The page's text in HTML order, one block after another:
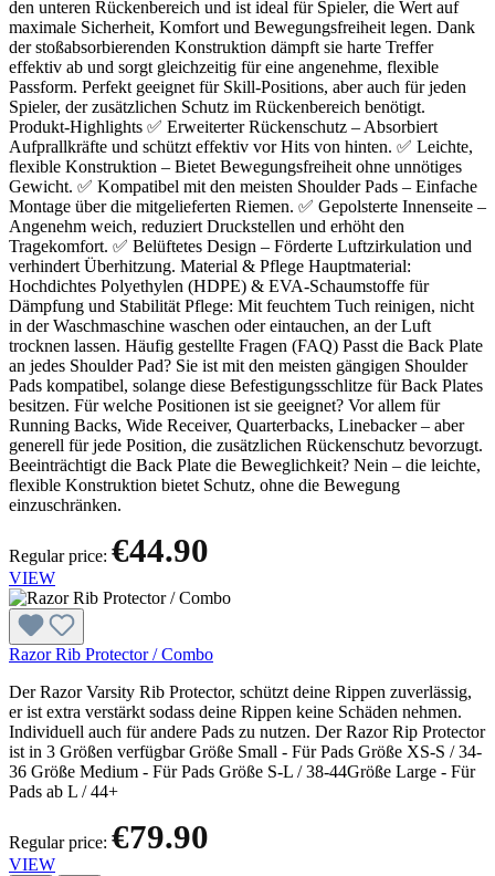
den unteren Rückenbereich und ist ideal für Spieler, die Wert auf
maximale Sicherheit, Komfort und Bewegungsfreiheit legen. Dank
der stoßabsorbierenden Konstruktion dämpft sie harte Treffer
effektiv ab und sorgt gleichzeitig für eine angenehme, flexible
Passform. Perfekt geeignet für Skill-Positions, aber auch für jeden
Spieler, der zusätzlichen Schutz im Rückenbereich benötigt.
Produkt-Highlights ✅ Erweiterter Rückenschutz – Absorbiert
Aufprallkräfte und schützt effektiv vor Hits von hinten. ✅ Leichte,
flexible Konstruktion – Bietet Bewegungsfreiheit ohne unnötiges
Gewicht. ✅ Kompatibel mit den meisten Shoulder Pads – Einfache
Montage über die mitgelieferten Riemen. ✅ Gepolsterte Innenseite –
Angenehm weich, reduziert Druckstellen und erhöht den
Tragekomfort. ✅ Belüftetes Design – Förderte Luftzirkulation und
verhindert Überhitzung. Material & Pflege Hauptmaterial:
Hochdichtes Polyethylen (HDPE) & EVA-Schaumstoffe für
Dämpfung und Stabilität Pflege: Mit feuchtem Tuch reinigen, nicht
in der Waschmaschine waschen oder eintauchen, an der Luft
trocknen lassen. Häufig gestellte Fragen (FAQ) Passt die Back Plate
an jedes Shoulder Pad? Sie ist mit den meisten gängigen Shoulder
Pads kompatibel, solange diese Befestigungsschlitze für Back Plates
besitzen. Für welche Positionen ist sie geeignet? Vor allem für
Running Backs, Wide Receiver, Quarterbacks, Linebacker – aber
generell für jede Position, die zusätzlichen Rückenschutz bevorzugt.
Beeinträchtigt die Back Plate die Beweglichkeit? Nein – die leichte,
flexible Konstruktion bietet Schutz, ohne die Bewegung
einzuschränken.
Regular price: €44.90
VIEW
Razor Rib Protector / Combo
Der Razor Varsity Rib Protector, schützt deine Rippen zuverlässig,
er ist extra verstärkt sodass deine Rippen keine Schäden nehmen.
Individuell auch für andere Pads zu nutzen. Der Razor Rip Protector
ist in 3 Größen verfügbar Größe Small - Für Pads Größe XS-S / 34-
36 Größe Medium - Für Pads Größe S-L / 38-44Größe Large - Für
Pads ab L / 44+
Regular price: €79.90
VIEW